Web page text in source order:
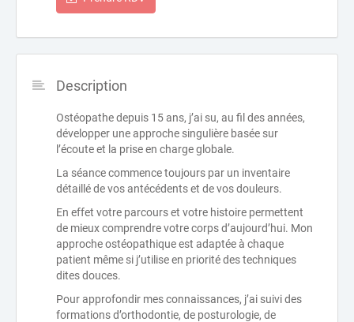
Description
Ostéopathe depuis 15 ans, j’ai su, au fil des années,
développer une approche singulière basée sur
l’écoute et la prise en charge globale.
La séance commence toujours par un inventaire
détaillé de vos antécédents et de vos douleurs.
En effet votre parcours et votre histoire permettent
de mieux comprendre votre corps d’aujourd’hui. Mon
approche ostéopathique est adaptée à chaque
patient même si j’utilise en priorité des techniques
dites douces.
Pour approfondir mes connaissances, j’ai suivi des
formations d’orthodontie, de posturologie, de